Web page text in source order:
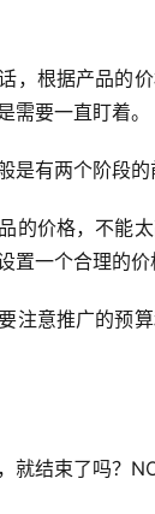
，根据产品的
需要一直盯着。
是有两个阶段
的价格，不能
置一个合理的价
注意推广的预
就结束了吗？